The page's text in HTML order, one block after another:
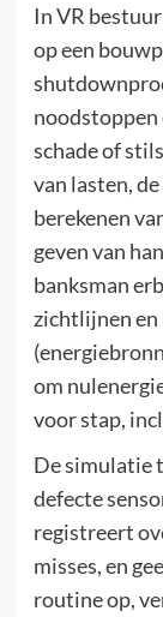
In VR
op een
noodstoppen
schade of
van lasten,
berekenen
geven van
banksman
zichtlijnen
om
voor stap,
De simulatie
defecte
registreert
misses, en
routine op,